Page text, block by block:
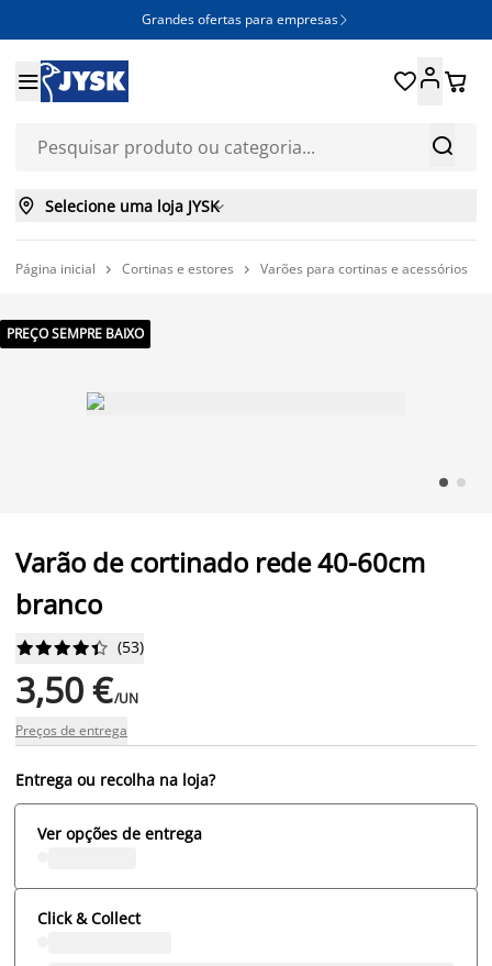
Grandes ofertas para empresas 


 
 Selecione uma loja JYSK
Página inicial  Cortinas e estores  Varões para cortinas e acessórios
PREÇO SEMPRE BAIXO
Varão de cortinado rede 40-60cm
branco





 (53)
3,50 €/UN
Preços de entrega
Entrega ou recolha na loja?
Ver opções de entrega
Click & Collect